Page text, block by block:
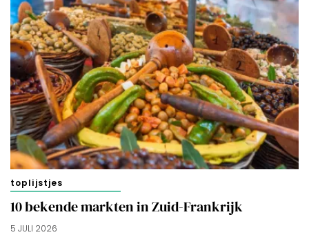
toplijstjes
10 bekende markten in Zuid-Frankrijk
5 JULI 2026